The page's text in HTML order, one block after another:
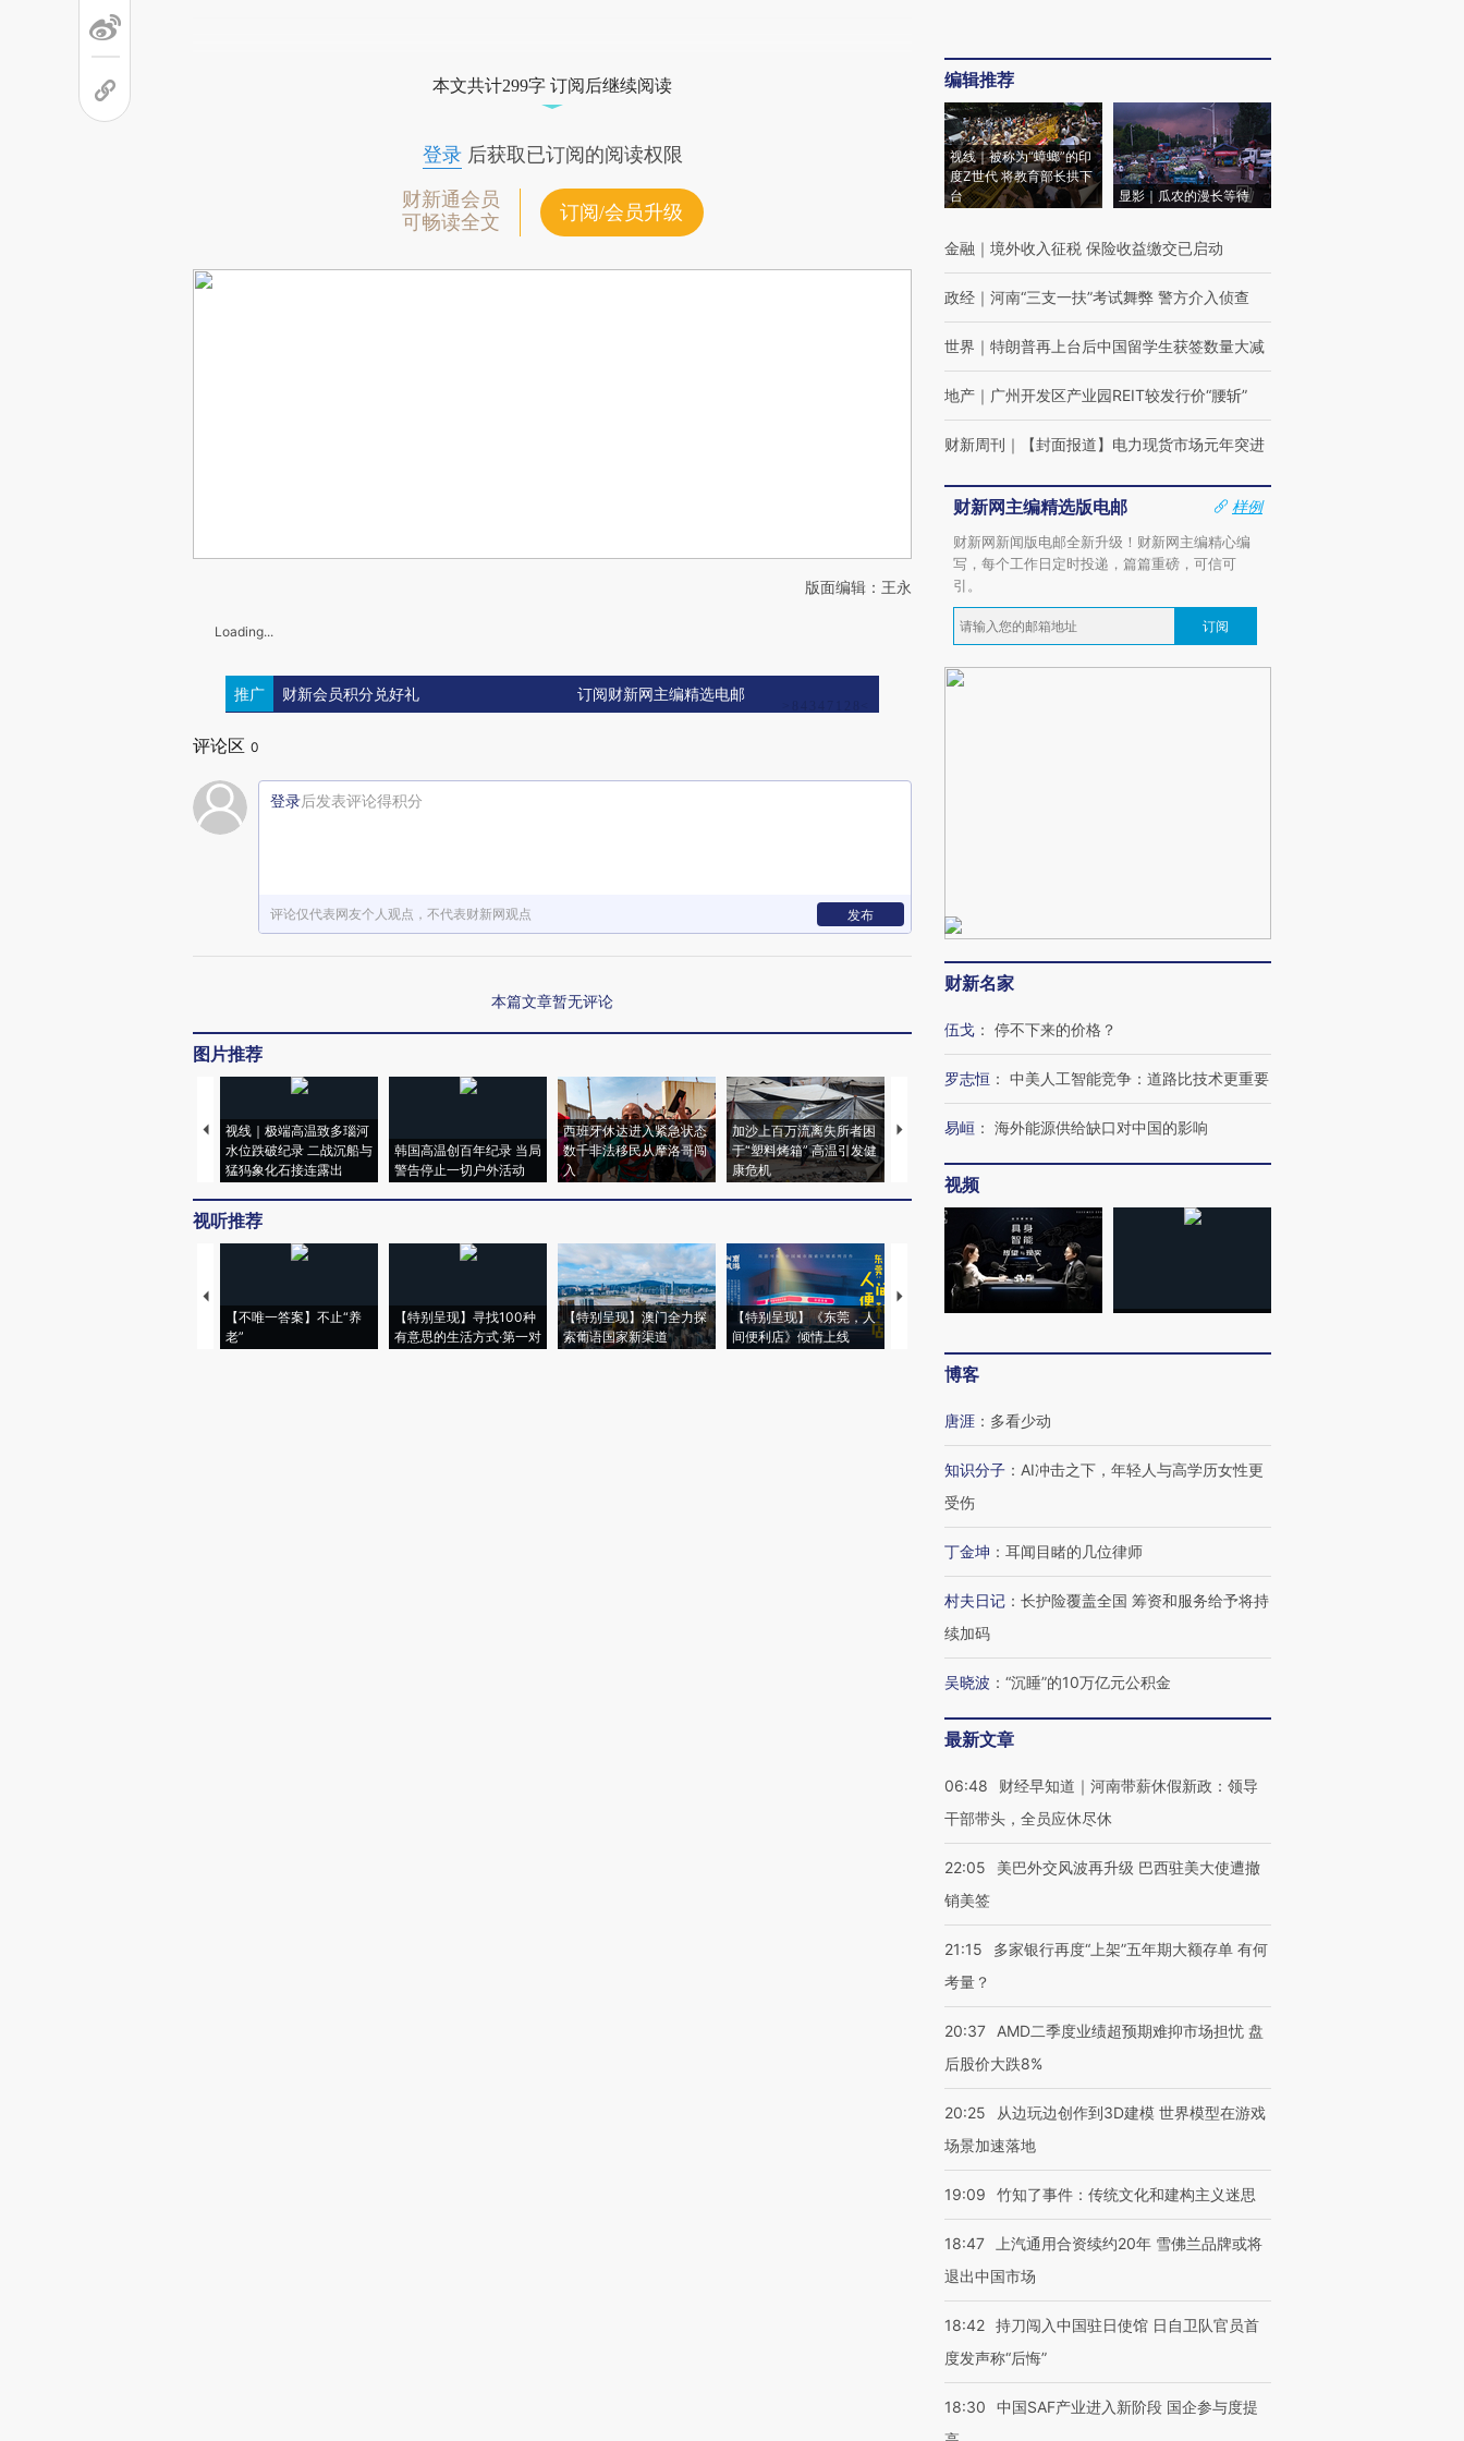
本文共计299字 订阅后继续阅读
登录后获取已订阅的阅读权限
财新通会员
可畅读全文
订阅/会员升级
版面编辑：王永
Loading...
推广 财新会员积分兑好礼 订阅财新网主编精选电邮
评论区 0
登录后发表评论得积分
评论仅代表网友个人观点，不代表财新网观点 发布
本篇文章暂无评论
图片推荐
视线｜极端高温致多瑙河
水位跌破纪录 二战沉船与
猛犸象化石接连露出
韩国高温创百年纪录 当局
警告停止一切户外活动
西班牙休达进入紧急状态
数千非法移民从摩洛哥闯
入
加沙上百万流离失所者困
于“塑料烤箱” 高温引发健
康危机
马航飞行员跨国走私7万
要防空导弹“救急”
13人遇难
视听推荐
【不唯一答案】不止“养
老”
【特别呈现】寻找100种
有意思的生活方式·第一对
【特别呈现】澳门全力探
索葡语国家新渠道
【特别呈现】《东莞，人
间便利店》倾情上线
【推广】走进第四届链博
会，让数智科技“链”接产
【特别呈现】寻找100种
CFO：不靠规模取胜，华
编辑推荐
视线｜被称为“蟑螂”的印
度Z世代 将教育部长拱下
台
显影｜瓜农的漫长等待
金融 ｜ 境外收入征税 保险收益缴交已启动
政经 ｜ 河南“三支一扶”考试舞弊 警方介入侦查
世界 ｜ 特朗普再上台后中国留学生获签数量大减
地产 ｜ 广州开发区产业园REIT较发行价“腰斩”
财新周刊 ｜ 【封面报道】电力现货市场元年突进
财新网主编精选版电邮
样例
财新网新闻版电邮全新升级！财新网主编精心编
写，每个工作日定时投递，篇篇重磅，可信可
引。
订阅
财新名家
伍戈 ： 停不下来的价格？
罗志恒 ： 中美人工智能竞争：道路比技术更重要
易峘 ： 海外能源供给缺口对中国的影响
视频
博客
唐涯 ： 多看少动
知识分子 ： AI冲击之下，年轻人与高学历女性更
受伤
丁金坤 ： 耳闻目睹的几位律师
村夫日记 ： 长护险覆盖全国 筹资和服务给予将持
续加码
吴晓波 ： “沉睡”的10万亿元公积金
最新文章
06:48
财经早知道｜河南带薪休假新政：领导
干部带头，全员应休尽休
22:05
美巴外交风波再升级 巴西驻美大使遭撤
销美签
21:15
多家银行再度“上架”五年期大额存单 有何
考量？
20:37
AMD二季度业绩超预期难抑市场担忧 盘
后股价大跌8%
20:25
从边玩边创作到3D建模 世界模型在游戏
场景加速落地
19:09 竹知了事件：传统文化和建构主义迷思
18:47
上汽通用合资续约20年 雪佛兰品牌或将
退出中国市场
18:42 持刀闯入中国驻日使馆 日自卫队官员首
度发声称“后悔”
18:30
中国SAF产业进入新阶段 国企参与度提